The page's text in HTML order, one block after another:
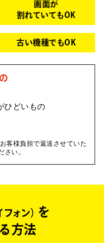
画面が
割れていてもOK
古い機種でもOK
ひどいもの
客様負担で返送させていた
さい。
フォン
を
方法